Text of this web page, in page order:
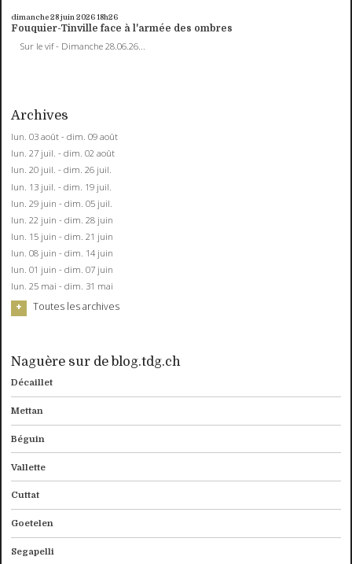
dimanche 28juin 202618h26
Fouquier-Tinville face à l'armée des ombres
Sur le vif - Dimanche 28.06.26...
Archives
lun. 03 août - dim. 09 août
lun. 27 juil. - dim. 02 août
lun. 20 juil. - dim. 26 juil.
lun. 13 juil. - dim. 19 juil.
lun. 29 juin - dim. 05 juil.
lun. 22 juin - dim. 28 juin
lun. 15 juin - dim. 21 juin
lun. 08 juin - dim. 14 juin
lun. 01 juin - dim. 07 juin
lun. 25 mai - dim. 31 mai
Toutes les archives
Naguère sur de blog.tdg.ch
Décaillet
Mettan
Béguin
Vallette
Cuttat
Goetelen
Segapelli